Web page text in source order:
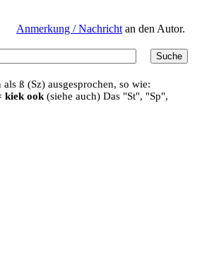
Anmerkung / Nachricht an den Autor.
ß (Sz) ausgesprochen, so wie:
kiek ook (siehe auch) Das "St", "Sp",